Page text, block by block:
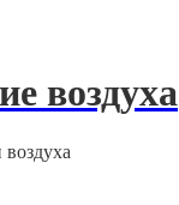
воздуха